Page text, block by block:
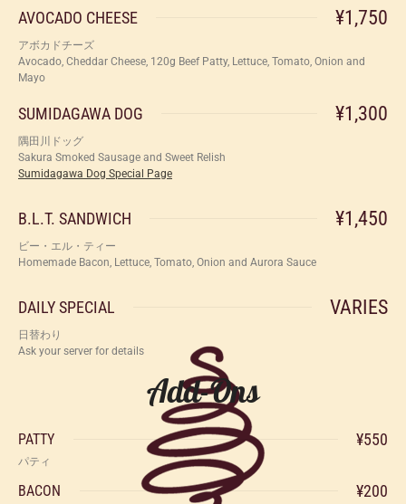
AVOCADO CHEESE ¥1,750
アボカドチーズ
Avocado, Cheddar Cheese, 120g Beef Patty, Lettuce, Tomato, Onion and
Mayo
SUMIDAGAWA DOG ¥1,300
隅田川ドッグ
Sakura Smoked Sausage and Sweet Relish
Sumidagawa Dog Special Page
B.L.T. SANDWICH ¥1,450
ビー・エル・ティー
Homemade Bacon, Lettuce, Tomato, Onion and Aurora Sauce
DAILY SPECIAL VARIES
日替わり
Ask your server for details
Add-Ons
PATTY ¥550
パティ
BACON ¥200